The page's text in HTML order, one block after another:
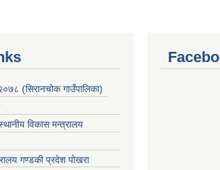
(सिरानचोक गाउँपालिका)
विकास मन्त्रालय
गण्डकी प्रदेश पोखरा